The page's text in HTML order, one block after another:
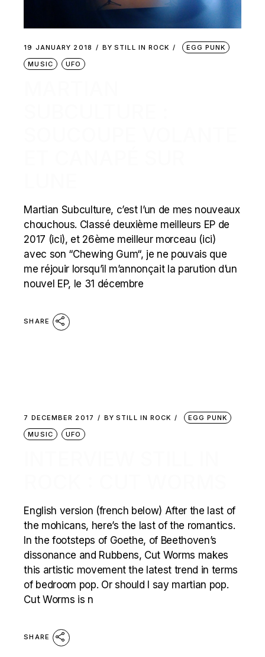
19 JANUARY 2018 BY STILL IN ROCK
EGG PUNK
MUSIC
UFO
Martian Subculture, c’est l’un de mes nouveaux
chouchous. Classé deuxième meilleurs EP de
2017 (ici), et 26ème meilleur morceau (ici)
avec son “Chewing Gum“, je ne pouvais que
me réjouir lorsqu’il m’annonçait la parution d’un
nouvel EP, le 31 décembre
SHARE
7 DECEMBER 2017 BY STILL IN ROCK
EGG PUNK
MUSIC
UFO
English version (french below) After the last of
the mohicans, here’s the last of the romantics.
In the footsteps of Goethe, of Beethoven’s
dissonance and Rubbens, Cut Worms makes
this artistic movement the latest trend in terms
of bedroom pop. Or should I say martian pop.
Cut Worms is n
SHARE